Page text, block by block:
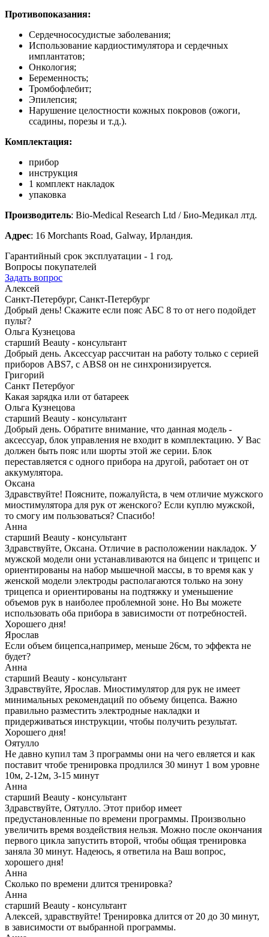
Противопоказания:
Сердечнососудистые заболевания;
Использование кардиостимулятора и сердечных
имплантатов;
Онкология;
Беременность;
Тромбофлебит;
Эпилепсия;
Нарушение целостности кожных покровов (ожоги,
ссадины, порезы и т.д.).
Комплектация:
прибор
инструкция
1 комплект накладок
упаковка
Производитель: Bio-Medical Research Ltd / Био-Медикал лтд.
Адрес: 16 Morchants Road, Galway, Ирландия.
Гарантийный срок эксплуатации - 1 год.
Вопросы покупателей
Задать вопрос
Алексей
Санкт-Петербург, Санкт-Петербург
Добрый день! Скажите если пояс АБС 8 то от него подойдет
пульт?
Ольга Кузнецова
старший Beauty - консультант
Добрый день. Аксессуар рассчитан на работу только с серией
приборов ABS7, с ABS8 он не синхронизируется.
Григорий
Санкт Петербуог
Какая зарядка или от батареек
Ольга Кузнецова
старший Beauty - консультант
Добрый день. Обратите внимание, что данная модель -
аксессуар, блок управления не входит в комплектацию. У Вас
должен быть пояс или шорты этой же серии. Блок
переставляется с одного прибора на другой, работает он от
аккумулятора.
Оксана
Здравствуйте! Поясните, пожалуйста, в чем отличие мужского
миостимулятора для рук от женского? Если куплю мужской,
то смогу им пользоваться? Спасибо!
Анна
старший Beauty - консультант
Здравствуйте, Оксана. Отличие в расположении накладок. У
мужской модели они устанавливаются на бицепс и трицепс и
ориентированы на набор мышечной массы, в то время как у
женской модели электроды располагаются только на зону
трицепса и ориентированы на подтяжку и уменьшение
объемов рук в наиболее проблемной зоне. Но Вы можете
использовать оба прибора в зависимости от потребностей.
Хорошего дня!
Ярослав
Если объем бицепса,например, меньше 26см, то эффекта не
будет?
Анна
старший Beauty - консультант
Здравствуйте, Ярослав. Миостимулятор для рук не имеет
минимальных рекомендаций по объему бицепса. Важно
правильно разместить электродные накладки и
придерживаться инструкции, чтобы получить результат.
Хорошего дня!
Оятулло
Не давно купил там 3 программы они на чего евляется и как
поставит чтобе тренировка продлился 30 минут 1 вом уровне
10м, 2-12м, 3-15 минут
Анна
старший Beauty - консультант
Здравствуйте, Оятулло. Этот прибор имеет
предустановленные по времени программы. Произвольно
увеличить время воздействия нельзя. Можно после окончания
первого цикла запустить второй, чтобы общая тренировка
заняла 30 минут. Надеюсь, я ответила на Ваш вопрос,
хорошего дня!
Анна
Сколько по времени длится тренировка?
Анна
старший Beauty - консультант
Алексей, здравствуйте! Тренировка длится от 20 до 30 минут,
в зависимости от выбранной программы.